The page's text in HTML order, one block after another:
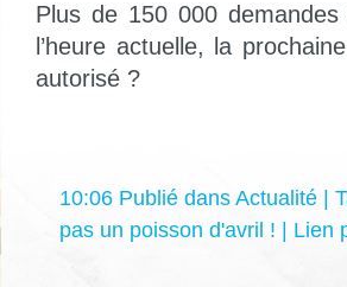
Plus de 150 000
l’heure actuelle, la
autorisé ?
10:06 Publié dans Actualité |
pas un poisson d'avril ! | Lien